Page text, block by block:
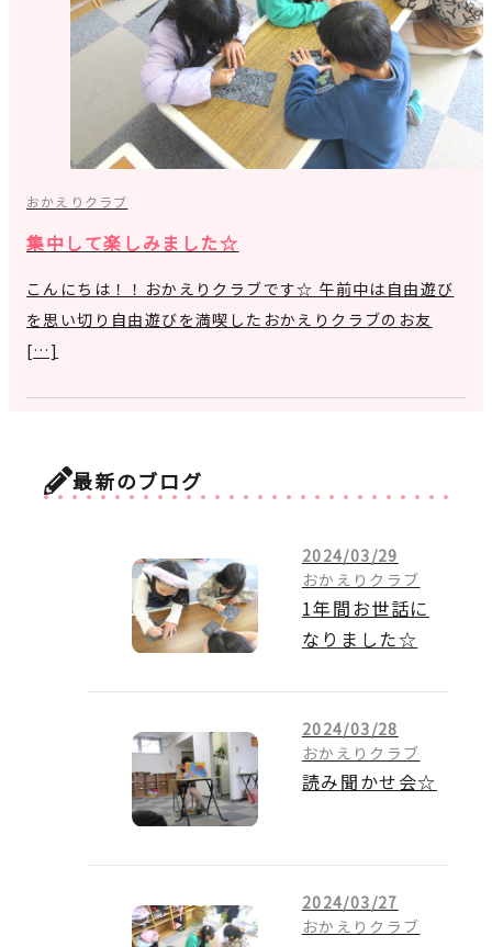
おかえりクラブ
集中して楽しみました☆
こんにちは！！おかえりクラブです☆ 午前中は自由遊び
を思い切り自由遊びを満喫したおかえりクラブのお友
[…]
最新のブログ
2024/03/29
おかえりクラブ
1年間お世話に
なりました☆
2024/03/28
おかえりクラブ
読み聞かせ会☆
2024/03/27
おかえりクラブ